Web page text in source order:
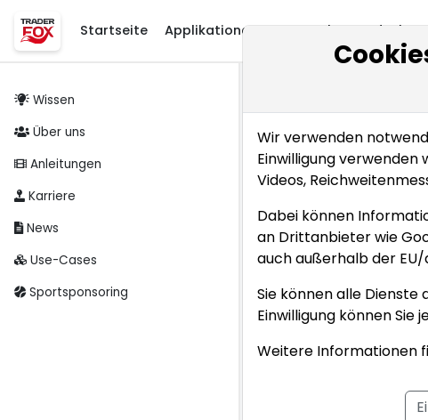
StartseiteStartseite
ApplikationenApplikationen
Research Entdecken
Wissen
Über uns
Anleitungen
Karriere
News
Use-Cases
Sportsponsoring
Startseite Entdecken
CANSLIM-Strategie
CANSLIM-
Tage und
31.05.2021
William O’Neil
Jones bei höherem
Rückgang" wird dabei
Wir verwenden
Einwilligung verwenden
Videos,
Dabei können
an Drittanbieter wie
auch außerhalb der
Sie können alle Dienste
Einwilligung können Sie
Weitere Informationen